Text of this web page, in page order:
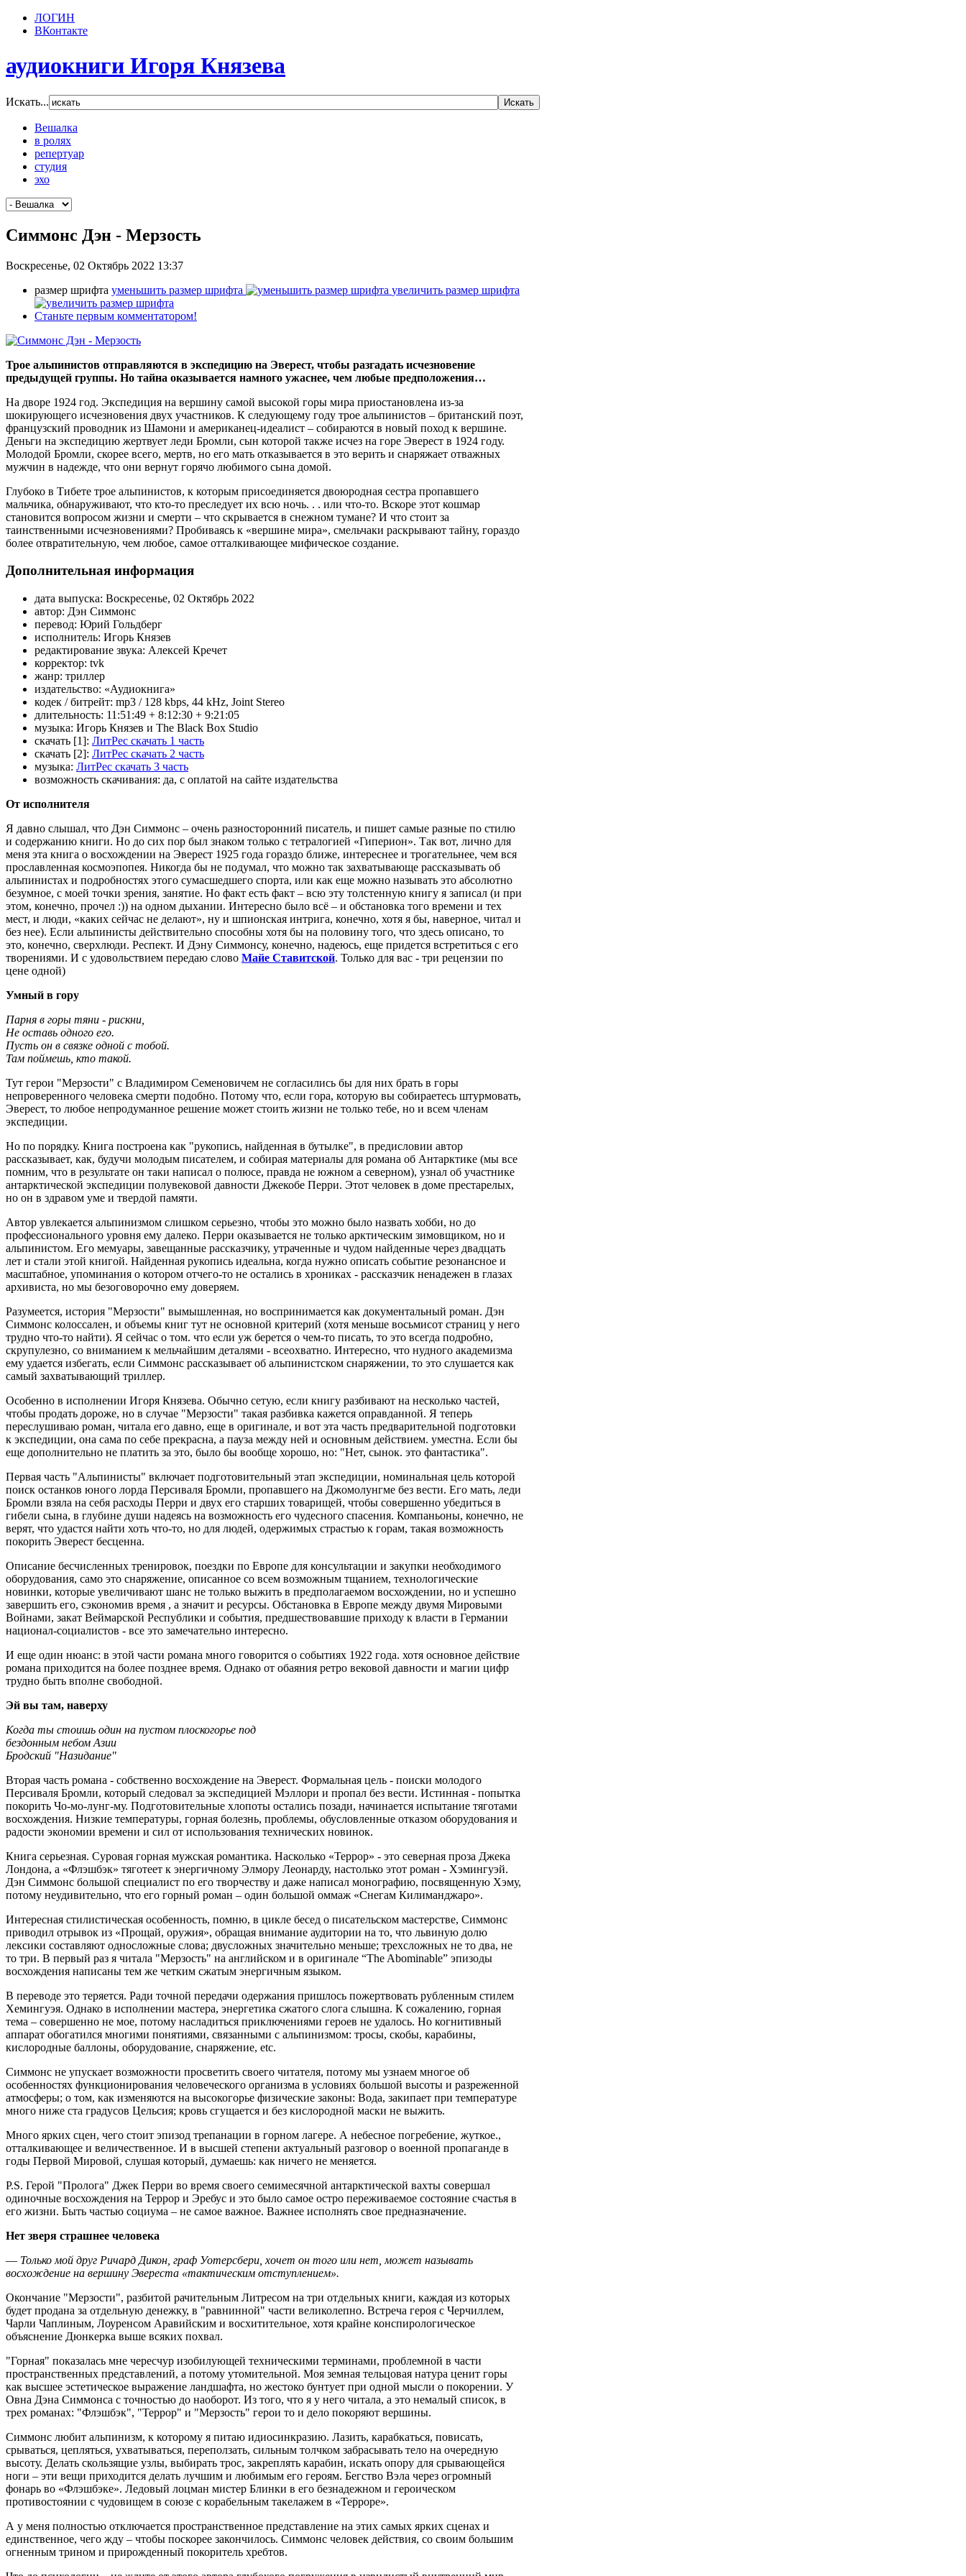
ЛОГИН
ВКонтакте
аудиокниги Игоря Князева
Искать...
Вешалка
в ролях
репертуар
студия
эхо
Симмонс Дэн - Мерзость
Воскресенье, 02 Октябрь 2022 13:37
размер шрифта уменьшить размер шрифта увеличить размер шрифта
Станьте первым комментатором!
Трое альпинистов отправляются в экспедицию на Эверест, чтобы разгадать исчезновение
предыдущей группы. Но тайна оказывается намного ужаснее, чем любые предположения…
На дворе 1924 год. Экспедиция на вершину самой высокой горы мира приостановлена из-за
шокирующего исчезновения двух участников. К следующему году трое альпинистов – британский поэт,
французский проводник из Шамони и американец-идеалист – собираются в новый поход к вершине.
Деньги на экспедицию жертвует леди Бромли, сын которой также исчез на горе Эверест в 1924 году.
Молодой Бромли, скорее всего, мертв, но его мать отказывается в это верить и снаряжает отважных
мужчин в надежде, что они вернут горячо любимого сына домой.
Глубоко в Тибете трое альпинистов, к которым присоединяется двоюродная сестра пропавшего
мальчика, обнаруживают, что кто-то преследует их всю ночь. . . или что-то. Вскоре этот кошмар
становится вопросом жизни и смерти – что скрывается в снежном тумане? И что стоит за
таинственными исчезновениями? Пробиваясь к «вершине мира», смельчаки раскрывают тайну, гораздо
более отвратительную, чем любое, самое отталкивающее мифическое создание.
Дополнительная информация
дата выпуска: Воскресенье, 02 Октябрь 2022
автор: Дэн Симмонс
перевод: Юрий Гольдберг
исполнитель: Игорь Князев
редактирование звука: Алексей Кречет
корректор: tvk
жанр: триллер
издательство: «Аудиокнига»
кодек / битрейт: mp3 / 128 kbps, 44 kHz, Joint Stereo
длительность: 11:51:49 + 8:12:30 + 9:21:05
музыка: Игорь Князев и The Black Box Studio
скачать [1]: ЛитРес скачать 1 часть
скачать [2]: ЛитРес скачать 2 часть
музыка: ЛитРес скачать 3 часть
возможность скачивания: да, с оплатой на сайте издательства
От исполнителя
Я давно слышал, что Дэн Симмонс – очень разносторонний писатель, и пишет самые разные по стилю
и содержанию книги. Но до сих пор был знаком только с тетралогией «Гиперион». Так вот, лично для
меня эта книга о восхождении на Эверест 1925 года гораздо ближе, интереснее и трогательнее, чем вся
прославленная космоэпопея. Никогда бы не подумал, что можно так захватывающе рассказывать об
альпинистах и подробностях этого сумасшедшего спорта, или как еще можно называть это абсолютно
безумное, с моей точки зрения, занятие. Но факт есть факт – всю эту толстенную книгу я записал (и при
этом, конечно, прочел :)) на одном дыхании. Интересно было всё – и обстановка того времени и тех
мест, и люди, «каких сейчас не делают», ну и шпионская интрига, конечно, хотя я бы, наверное, читал и
без нее). Если альпинисты действительно способны хотя бы на половину того, что здесь описано, то
это, конечно, сверхлюди. Респект. И Дэну Симмонсу, конечно, надеюсь, еще придется встретиться с его
творениями. И с удовольствием передаю слово Майе Ставитской. Только для вас - три рецензии по
цене одной)
Умный в гору
Парня в горы тяни - рискни,
Не оставь одного его.
Пусть он в связке одной с тобой.
Там поймешь, кто такой.
Тут герои "Мерзости" с Владимиром Семеновичем не согласились бы для них брать в горы
непроверенного человека смерти подобно. Потому что, если гора, которую вы собираетесь штурмовать,
Эверест, то любое непродуманное решение может стоить жизни не только тебе, но и всем членам
экспедиции.
Но по порядку. Книга построена как "рукопись, найденная в бутылке", в предисловии автор
рассказывает, как, будучи молодым писателем, и собирая материалы для романа об Антарктике (мы все
помним, что в результате он таки написал о полюсе, правда не южном а северном), узнал об участнике
антарктической экспедиции полувековой давности Джекобе Перри. Этот человек в доме престарелых,
но он в здравом уме и твердой памяти.
Автор увлекается альпинизмом слишком серьезно, чтобы это можно было назвать хобби, но до
профессионального уровня ему далеко. Перри оказывается не только арктическим зимовщиком, но и
альпинистом. Его мемуары, завещанные рассказчику, утраченные и чудом найденные через двадцать
лет и стали этой книгой. Найденная рукопись идеальна, когда нужно описать событие резонансное и
масштабное, упоминания о котором отчего-то не остались в хрониках - рассказчик ненадежен в глазах
архивиста, но мы безоговорочно ему доверяем.
Разумеется, история "Мерзости" вымышленная, но воспринимается как документальный роман. Дэн
Симмонс колоссален, и объемы книг тут не основной критерий (хотя меньше восьмисот страниц у него
трудно что-то найти). Я сейчас о том. что если уж берется о чем-то писать, то это всегда подробно,
скрупулезно, со вниманием к мельчайшим деталями - всеохватно. Интересно, что нудного академизма
ему удается избегать, если Симмонс рассказывает об альпинистском снаряжении, то это слушается как
самый захватывающий триллер.
Особенно в исполнении Игоря Князева. Обычно сетую, если книгу разбивают на несколько частей,
чтобы продать дороже, но в случае "Мерзости" такая разбивка кажется оправданной. Я теперь
переслушиваю роман, читала его давно, еще в оригинале, и вот эта часть предварительной подготовки
к экспедиции, она сама по себе прекрасна, а пауза между ней и основным действием. уместна. Если бы
еще дополнительно не платить за это, было бы вообще хорошо, но: "Нет, сынок. это фантастика".
Первая часть "Альпинисты" включает подготовительный этап экспедиции, номинальная цель которой
поиск останков юного лорда Персиваля Бромли, пропавшего на Джомолунгме без вести. Его мать, леди
Бромли взяла на себя расходы Перри и двух его старших товарищей, чтобы совершенно убедиться в
гибели сына, в глубине души надеясь на возможность его чудесного спасения. Компаньоны, конечно, не
верят, что удастся найти хоть что-то, но для людей, одержимых страстью к горам, такая возможность
покорить Эверест бесценна.
Описание бесчисленных тренировок, поездки по Европе для консультации и закупки необходимого
оборудования, само это снаряжение, описанное со всем возможным тщанием, технологические
новинки, которые увеличивают шанс не только выжить в предполагаемом восхождении, но и успешно
завершить его, сэкономив время , а значит и ресурсы. Обстановка в Европе между двумя Мировыми
Войнами, закат Веймарской Республики и события, предшествовавшие приходу к власти в Германии
национал-социалистов - все это замечательно интересно.
И еще один нюанс: в этой части романа много говорится о событиях 1922 года. хотя основное действие
романа приходится на более позднее время. Однако от обаяния ретро вековой давности и магии цифр
трудно быть вполне свободной.
Эй вы там, наверху
Когда ты стоишь один на пустом плоскогорье под
бездонным небом Азии
Бродский "Назидание"
Вторая часть романа - собственно восхождение на Эверест. Формальная цель - поиски молодого
Персиваля Бромли, который следовал за экспедицией Мэллори и пропал без вести. Истинная - попытка
покорить Чо-мо-лунг-му. Подготовительные хлопоты остались позади, начинается испытание тяготами
восхождения. Низкие температуры, горная болезнь, проблемы, обусловленные отказом оборудования и
радости экономии времени и сил от использования технических новинок.
Книга серьезная. Суровая горная мужская романтика. Насколько «Террор» - это северная проза Джека
Лондона, а «Флэшбэк» тяготеет к энергичному Элмору Леонарду, настолько этот роман - Хэмингуэй.
Дэн Симмонс большой специалист по его творчеству и даже написал монографию, посвященную Хэму,
потому неудивительно, что его горный роман – один большой оммаж «Снегам Килиманджаро».
Интересная стилистическая особенность, помню, в цикле бесед о писательском мастерстве, Симмонс
приводил отрывок из «Прощай, оружия», обращая внимание аудитории на то, что львиную долю
лексики составляют односложные слова; двусложных значительно меньше; трехсложных не то два, не
то три. В первый раз я читала "Мерзость" на английском и в оригинале “The Abominable” эпизоды
восхождения написаны тем же четким сжатым энергичным языком.
В переводе это теряется. Ради точной передачи одержания пришлось пожертвовать рубленным стилем
Хемингуэя. Однако в исполнении мастера, энергетика сжатого слога слышна. К сожалению, горная
тема – совершенно не мое, потому насладиться приключениями героев не удалось. Но когнитивный
аппарат обогатился многими понятиями, связанными с альпинизмом: тросы, скобы, карабины,
кислородные баллоны, оборудование, снаряжение, etc.
Симмонс не упускает возможности просветить своего читателя, потому мы узнаем многое об
особенностях функционирования человеческого организма в условиях большой высоты и разреженной
атмосферы; о том, как изменяются на высокогорье физические законы: Вода, закипает при температуре
много ниже ста градусов Цельсия; кровь сгущается и без кислородной маски не выжить.
Много ярких сцен, чего стоит эпизод трепанации в горном лагере. А небесное погребение, жуткое.,
отталкивающее и величественное. И в высшей степени актуальный разговор о военной пропаганде в
годы Первой Мировой, слушая который, думаешь: как ничего не меняется.
P.S. Герой "Пролога" Джек Перри во время своего семимесячной антарктической вахты совершал
одиночные восхождения на Террор и Эребус и это было самое остро переживаемое состояние счастья в
его жизни. Быть частью социума – не самое важное. Важнее исполнять свое предназначение.
Нет зверя страшнее человека
— Только мой друг Ричард Дикон, граф Уотерсбери, хочет он того или нет, может называть
восхождение на вершину Эвереста «тактическим отступлением».
Окончание "Мерзости", разбитой рачительным Литресом на три отдельных книги, каждая из которых
будет продана за отдельную денежку, в "равнинной" части великолепно. Встреча героя с Черчиллем,
Чарли Чаплиным, Лоуренсом Аравийским и восхитительное, хотя крайне конспирологическое
объяснение Дюнкерка выше всяких похвал.
"Горная" показалась мне чересчур изобилующей техническими терминами, проблемной в части
пространственных представлений, а потому утомительной. Моя земная тельцовая натура ценит горы
как высшее эстетическое выражение ландшафта, но жестоко бунтует при одной мысли о покорении. У
Овна Дэна Симмонса с точностью до наоборот. Из того, что я у него читала, а это немалый список, в
трех романах: "Флэшбэк", "Террор" и "Мерзость" герои то и дело покоряют вершины.
Симмонс любит альпинизм, к которому я питаю идиосинкразию. Лазить, карабкаться, повисать,
срываться, цепляться, ухватываться, переползать, сильным толчком забрасывать тело на очередную
высоту. Делать скользящие узлы, выбирать трос, закреплять карабин, искать опору для срывающейся
ноги – эти вещи приходится делать лучшим и любимым его героям. Бегство Вэла через огромный
фонарь во «Флэшбэке». Ледовый лоцман мистер Блинки в его безнадежном и героическом
противостоянии с чудовищем в союзе с корабельным такелажем в «Терроре».
А у меня полностью отключается пространственное представление на этих самых ярких сценах и
единственное, чего жду – чтобы поскорее закончилось. Симмонс человек действия, со своим большим
огненным трином и прирожденный покоритель хребтов.